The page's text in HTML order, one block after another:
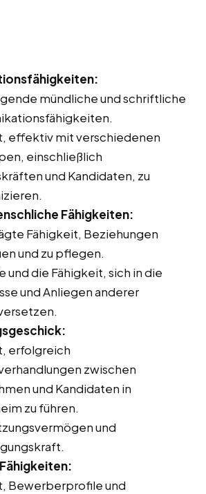
mündliche und schriftliche
effektiv mit verschiedenen
einschließlich
und Kandidaten, zu
Fähigkeiten:
Fähigkeit, Beziehungen
und zu pflegen.
und die Fähigkeit, sich in die
und Anliegen anderer
erfolgreich
zwischen
und Kandidaten in
zu führen.
und
Bewerberprofile und